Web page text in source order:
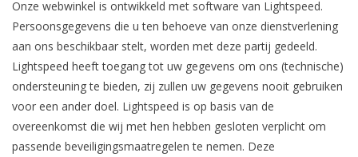
Onze webwinkel is ontwikkeld met software van Lightspeed.
Persoonsgegevens die u ten behoeve van onze dienstverlening
aan ons beschikbaar stelt, worden met deze partij gedeeld.
Lightspeed heeft toegang tot uw gegevens om ons (technische)
ondersteuning te bieden, zij zullen uw gegevens nooit gebruiken
voor een ander doel. Lightspeed is op basis van de
overeenkomst die wij met hen hebben gesloten verplicht om
passende beveiligingsmaatregelen te nemen. Deze